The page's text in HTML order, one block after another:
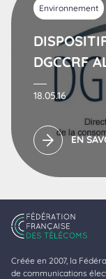
Environnement
DGCCRF
18.05.16
EN
Créée en 2007, la
de communications